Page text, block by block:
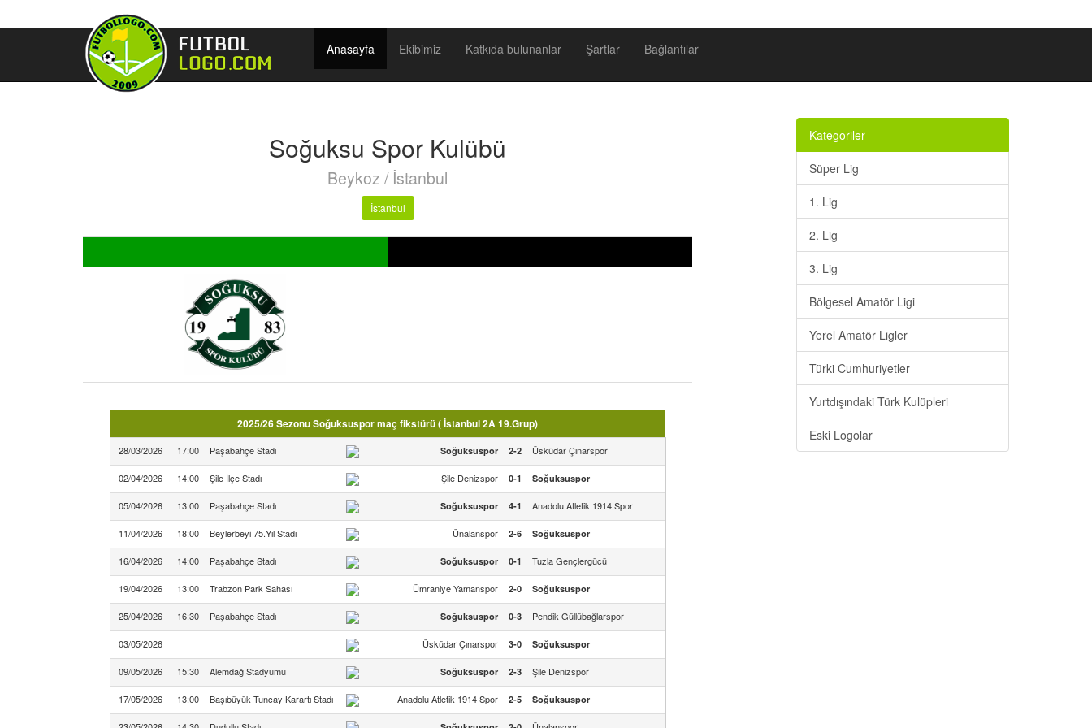
Anasayfa Ekibimiz Katkıda bulunanlar Şartlar Bağlantılar
Soğuksu Spor Kulübü
Beykoz / İstanbul
İstanbul
2025/26 Sezonu Soğuksuspor maç fikstürü ( İstanbul 2A 19.Grup)
28/03/2026 17:00 Paşabahçe Stadı Soğuksuspor 2-2 Üsküdar Çınarspor
02/04/2026 14:00 Şile İlçe Stadı Şile Denizspor 0-1 Soğuksuspor
05/04/2026 13:00 Paşabahçe Stadı Soğuksuspor 4-1 Anadolu Atletik 1914 Spor
11/04/2026 18:00 Beylerbeyi 75.Yıl Stadı Ünalanspor 2-6 Soğuksuspor
16/04/2026 14:00 Paşabahçe Stadı Soğuksuspor 0-1 Tuzla Gençlergücü
19/04/2026 13:00 Trabzon Park Sahası Ümraniye Yamanspor 2-0 Soğuksuspor
25/04/2026 16:30 Paşabahçe Stadı Soğuksuspor 0-3 Pendik Güllübağlarspor
03/05/2026 Üsküdar Çınarspor 3-0 Soğuksuspor
09/05/2026 15:30 Alemdağ Stadyumu Soğuksuspor 2-3 Şile Denizspor
17/05/2026 13:00 Başıbüyük Tuncay Karartı Stadı Anadolu Atletik 1914 Spor 2-5 Soğuksuspor
Kategoriler
Süper Lig
1. Lig
2. Lig
3. Lig
Bölgesel Amatör Ligi
Yerel Amatör Ligler
Türki Cumhuriyetler
Yurtdışındaki Türk Kulüpleri
Eski Logolar